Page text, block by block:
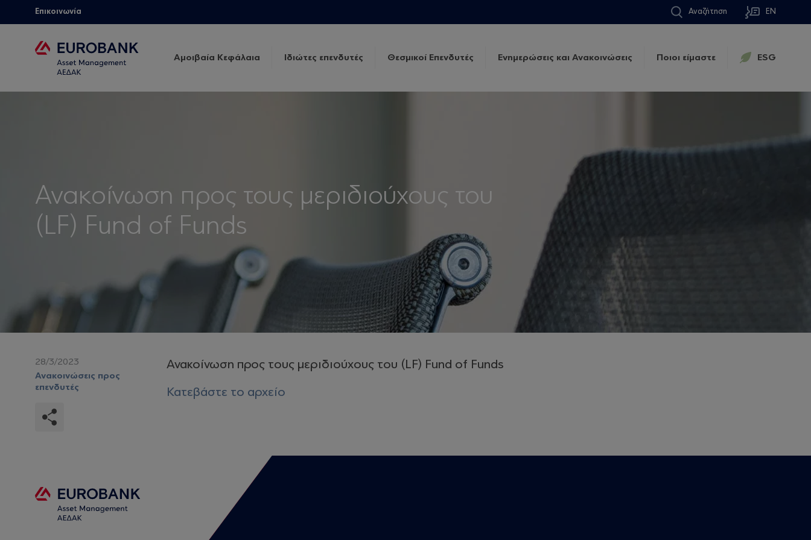
Επικοινωνία Αναζήτηση EN
Αμοιβαία Κεφάλαια Ιδιώτες επενδυτές Θεσμικοί Επενδυτές Ενημερώσεις και Ανακοινώσεις Ποιοι είμαστε ESG
Ανακοίνωση προς τους μεριδιούχους του
(LF) Fund of Funds
28/3/2023
Ανακοινώσεις προς
επενδυτές
Ανακοίνωση προς τους μεριδιούχους του (LF) Fund of Funds
Κατεβάστε το αρχείο